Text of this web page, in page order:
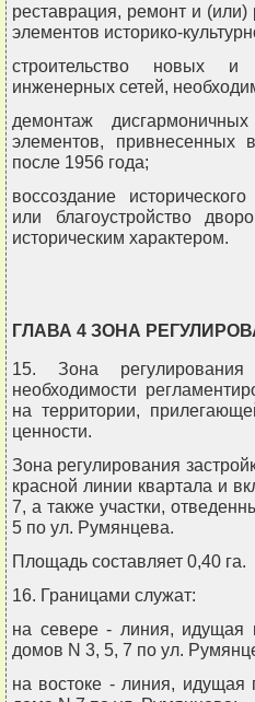
реставрация, ремонт и
элементов историко-
строительство новых и
инженерных сетей,
демонтаж
элементов, привнесенных
после 1956 года;
воссоздание
или благоустройство
историческим характером.
ГЛАВА 4 ЗОНА
15. Зона
необходимости
на территории,
ценности.
Зона регулирования
красной линии квартала и
7, а также участки,
5 по ул. Румянцева.
Площадь составляет 0,40 га.
16. Границами служат:
на севере - линия, идущая
домов N 3, 5, 7 по ул.
на востоке - линия, идущая